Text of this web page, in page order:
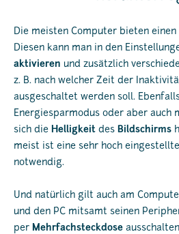
Die meisten Computer bieten einen
Diesen kann man in den
aktivieren und zusätzlich
z. B. nach welcher Zeit der
ausgeschaltet werden soll.
Energiesparmodus oder aber auch
sich die Helligkeit des Bildschirms
meist ist eine sehr hoch
notwendig.
Und natürlich gilt auch am
und den PC mitsamt seinen
per Mehrfachsteckdose